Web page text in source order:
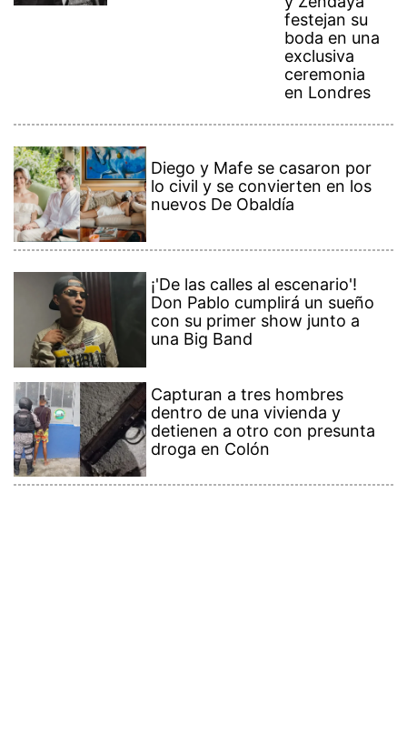
festejan su
boda en una
exclusiva
ceremonia
en Londres
Diego y Mafe se casaron por
lo civil y se convierten en los
nuevos De Obaldía
¡'De las calles al escenario'!
Don Pablo cumplirá un sueño
con su primer show junto a
una Big Band
Capturan a tres hombres
dentro de una vivienda y
detienen a otro con presunta
droga en Colón